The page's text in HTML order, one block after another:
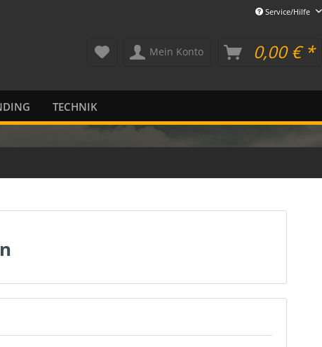
Service/Hilfe
Mein Konto 0,00 € *
TECHNIK